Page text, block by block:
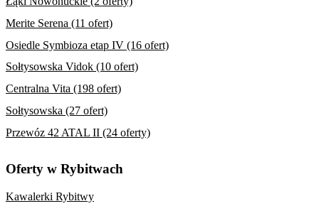
Merite Serena (11 ofert)
Osiedle Symbioza etap IV (16 ofert)
Sołtysowska Vidok (10 ofert)
Centralna Vita (198 ofert)
Sołtysowska (27 ofert)
Przewóz 42 ATAL II (24 oferty)
Oferty w Rybitwach
Kawalerki Rybitwy